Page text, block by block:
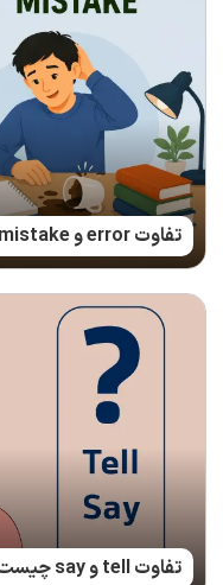
تفاوت error و mistake چیست؟
تفاوت tell و say چیست؟